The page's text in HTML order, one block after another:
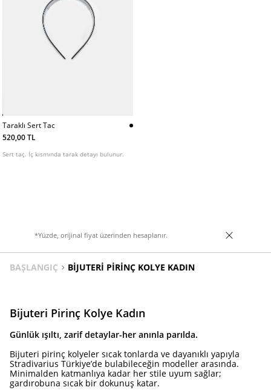
Taraklı Sert Tac
520,00 TL
Sert taç. İç kısmında tarak detayı bulunur.
*Yüzde, orijinal fiyat üzerinden hesaplanır.
BAŞLANGIÇ BIJUTERI PIRINÇ KOLYE KADIN
Bijuteri Pirinç Kolye Kadın
Günlük ışıltı, zarif detaylar-her anınla parılda.
Bijuteri pirinç kolyeler sıcak tonlarda ve dayanıklı yapıyla
Stradivarius Türkiye’de bulabileceğin modeller arasında.
Minimalden katmanlıya kadar her stile uyum sağlar;
gardırobuna sıcak bir dokunuş katar.